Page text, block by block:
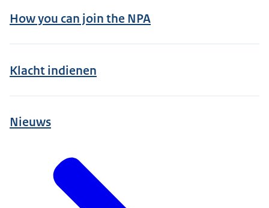
How you can join the NPA
Klacht indienen
Nieuws